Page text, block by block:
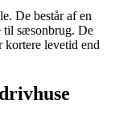
De består af en
til sæsonbrug. De
kortere levetid end